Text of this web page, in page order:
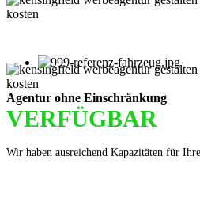
Agentur ohne Einschränkung
VERFÜGBAR
Wir haben ausreichend Kapazitäten für